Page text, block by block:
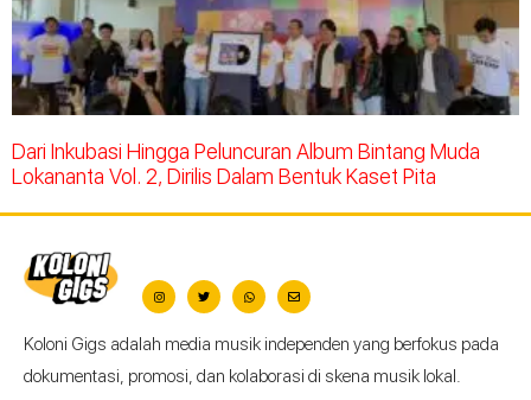
Dari Inkubasi Hingga Peluncuran Album Bintang Muda
Lokananta Vol. 2, Dirilis Dalam Bentuk Kaset Pita
Koloni Gigs adalah media musik independen yang berfokus pada
dokumentasi, promosi, dan kolaborasi di skena musik lokal.